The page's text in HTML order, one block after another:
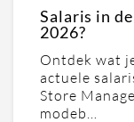
Salaris in
2026?
Ontdek wat
actuele
Store
modeb…